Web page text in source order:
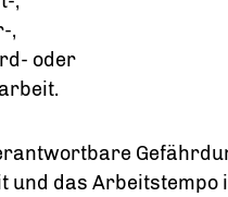
,
oder
und das Arbeitstempo